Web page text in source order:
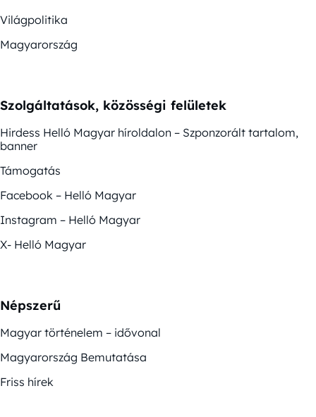
Világpolitika
Magyarország
Szolgáltatások, közösségi felületek
Hirdess Helló Magyar híroldalon – Szponzorált tartalom,
banner
Támogatás
Facebook – Helló Magyar
Instagram – Helló Magyar
X- Helló Magyar
Népszerű
Magyar történelem – idővonal
Magyarország Bemutatása
Friss hírek